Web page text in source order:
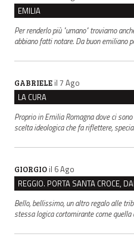
EMILIA
Per renderlo più "umano" troviamo
abbiano fatti notare. Da buon emiliano
GABRIELE il 7 Ago
LA CURA
Proprio in Emilia Romagna dove ci
scelta ideologica che fa riflettere,
GIORGIO il 6 Ago
Bello, bellissimo, un altro regalo alle
stessa logica cortomirante come